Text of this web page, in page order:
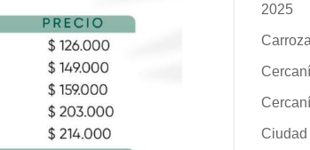
2025
Ciudad